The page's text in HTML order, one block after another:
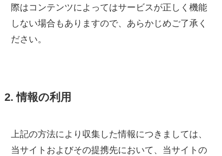
際はコンテンツによってはサービスが正しく機能
しない場合もありますので、あらかじめご了承く
ださい。
2. 情報の利用
上記の方法により収集した情報につきましては、
当サイトおよびその提携先において、当サイトの